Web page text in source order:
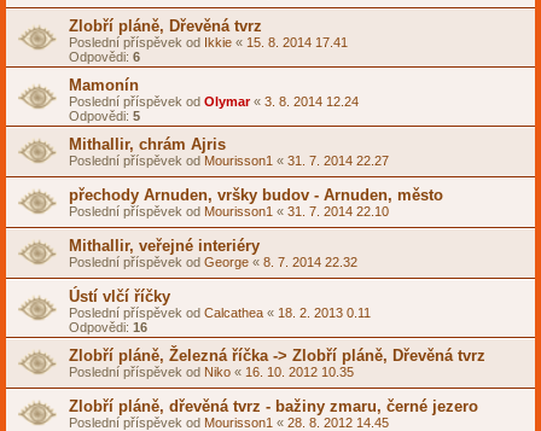
Zlobří pláně, Dřevěná tvrz
Poslední příspěvek od Ikkie « 15. 8. 2014 17.41
Odpovědi: 6
Mamonín
Poslední příspěvek od Olymar« 3. 8. 2014 12.24
Odpovědi: 5
Mithallir, chrám Ajris
Poslední příspěvek od Mourisson1 « 31. 7. 2014 22.27
přechody Arnuden, vršky budov - Arnuden, město
Poslední příspěvek od Mourisson1 « 31. 7. 2014 22.10
Mithallir, veřejné interiéry
Poslední příspěvek od George « 8. 7. 2014 22.32
Ústí vlčí říčky
Poslední příspěvek od Calcathea « 18. 2. 2013 0.11
Odpovědi: 16
Zlobří pláně, Železná říčka -> Zlobří pláně, Dřevěná tvrz
Poslední příspěvek od Niko « 16. 10. 2012 10.35
Zlobří pláně, dřevěná tvrz - bažiny zmaru, černé jezero
Poslední příspěvek od Mourisson1 « 28. 8. 2012 14.45